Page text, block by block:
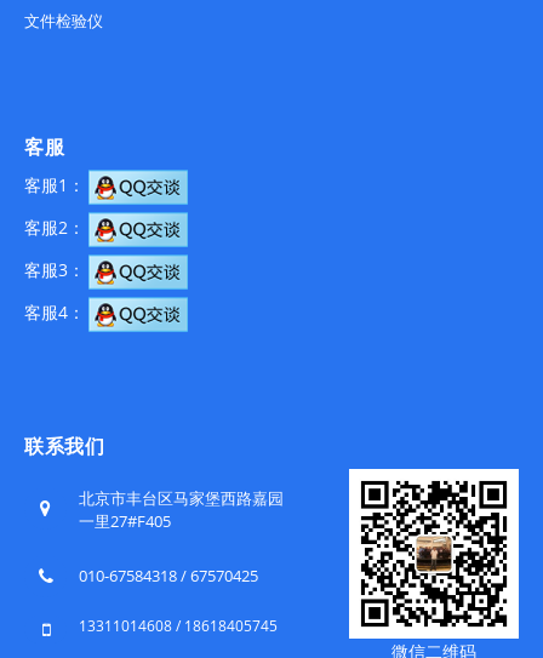
文件检验仪
客服
客服1：
客服2：
客服3：
客服4：
联系我们
北京市丰台区马家堡西路嘉园
一里27#F405
010-67584318 / 67570425
13311014608 / 18618405745
微信二维码